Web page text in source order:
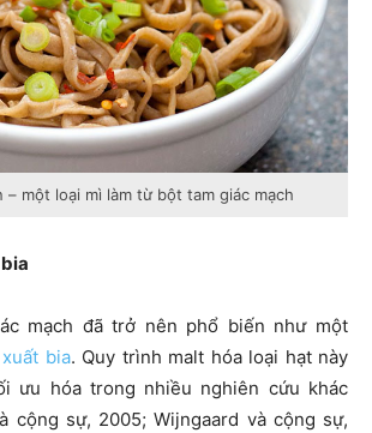
– một loại mì làm từ bột tam giác mạch
mạch đã trở nên phổ biến như một
bia. Quy trình malt hóa loại hạt này
ưu hóa trong nhiều nghiên cứu khác
cộng sự, 2005; Wijngaard và cộng sự,